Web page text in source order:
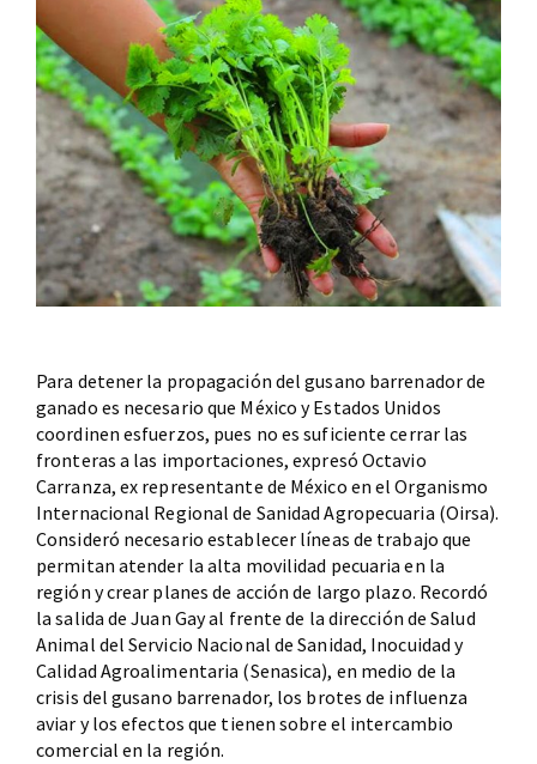
Para detener la propagación del gusano barrenador de
ganado es necesario que México y Estados Unidos
coordinen esfuerzos, pues no es suficiente cerrar las
fronteras a las importaciones, expresó Octavio
Carranza, ex representante de México en el Organismo
Internacional Regional de Sanidad Agropecuaria (Oirsa).
Consideró necesario establecer líneas de trabajo que
permitan atender la alta movilidad pecuaria en la
región y crear planes de acción de largo plazo. Recordó
la salida de Juan Gay al frente de la dirección de Salud
Animal del Servicio Nacional de Sanidad, Inocuidad y
Calidad Agroalimentaria (Senasica), en medio de la
crisis del gusano barrenador, los brotes de influenza
aviar y los efectos que tienen sobre el intercambio
comercial en la región.